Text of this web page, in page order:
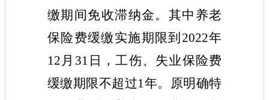
缴期间免收滞纳金。其中养老
保险费缓缴实施期限到2022年
12月31日，工伤、失业保险费
缓缴期限不超过1年。原明确特